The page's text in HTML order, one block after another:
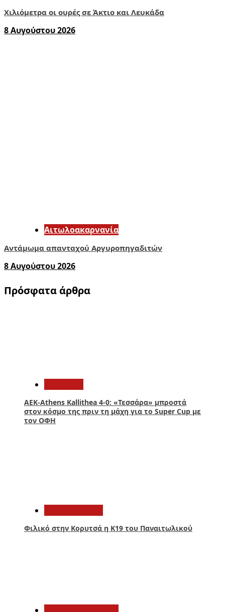
Χιλιόμετρα οι ουρές σε Άκτιο και Λευκάδα
8 Αυγούστου 2026
Αιτωλοακαρνανία
Αντάμωμα απανταχού Αργυροπηγαδιτών
8 Αυγούστου 2026
Πρόσφατα άρθρα
ΑΕΚ-Athens Kallithea 4-0: «Τεσσάρα» μπροστά
στον κόσμο της πριν τη μάχη για το Super Cup με
τον ΟΦΗ
Φιλικό στην Κορυτσά η Κ19 του Παναιτωλικού